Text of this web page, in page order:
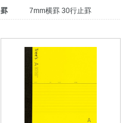
罫 7mm横罫 30行止罫